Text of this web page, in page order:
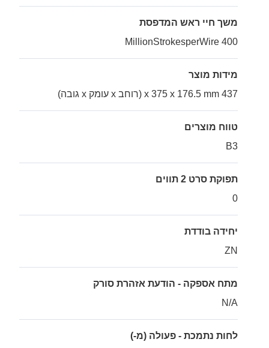
משך חיי ראש המדפסת
400 MillionStrokesperWire
מידות מוצר
437 x 375 x 176.5 mm (רוחב x עומק x גובה)
טווח מוצרים
B3
תפוקת סרט 2 תווים
0
יחידה בודדת
ZN
מתח אספקה - הודעת אזהרת סורק
N/A
לחות נתמכת - פעולה (מ-)